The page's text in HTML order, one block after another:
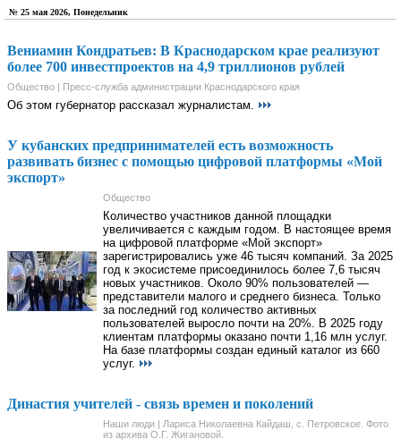
№ 25 мая 2026, Понедельник
Вениамин Кондратьев: В Краснодарском крае реализуют
более 700 инвестпроектов на 4,9 триллионов рублей
Общество | Пресс-служба администрации Краснодарского края
Об этом губернатор рассказал журналистам.
У кубанских предпринимателей есть возможность
развивать бизнес с помощью цифровой платформы «Мой
экспорт»
Общество
Количество участников данной площадки
увеличивается с каждым годом. В настоящее время
на цифровой платформе «Мой экспорт»
зарегистрировались уже 46 тысяч компаний. За 2025
год к экосистеме присоединилось более 7,6 тысяч
новых участников. Около 90% пользователей —
представители малого и среднего бизнеса. Только
за последний год количество активных
пользователей выросло почти на 20%. В 2025 году
клиентам платформы оказано почти 1,16 млн услуг.
На базе платформы создан единый каталог из 660
услуг.
Династия учителей - связь времен и поколений
Наши люди | Лариса Николаевна Кайдаш, с. Петровское. Фото
из архива О.Г. Жигановой.